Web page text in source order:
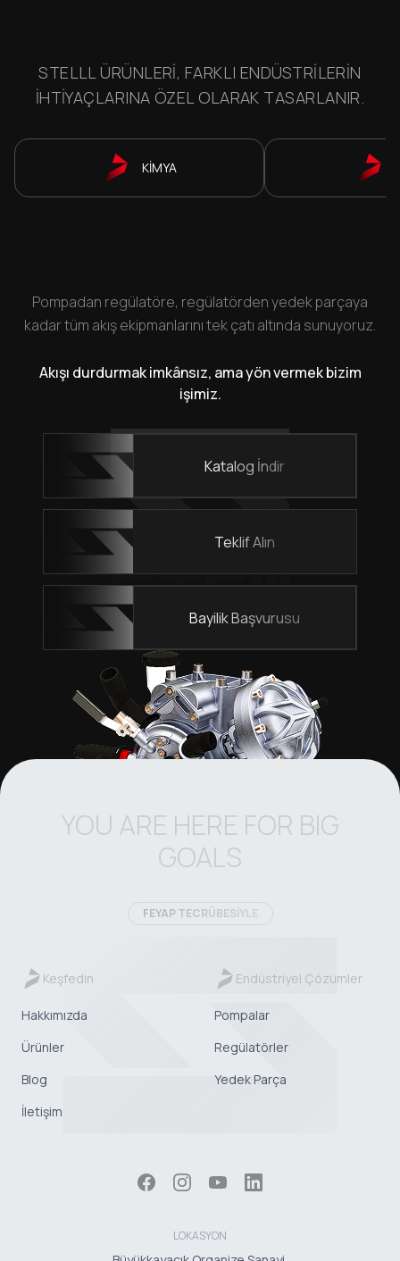
STELLL ÜRÜNLERI, FARKLI ENDÜSTRILERIN
IHTIYAÇLARINA ÖZEL OLARAK TASARLANIR.
KİMYA
Pompadan regülatöre, regülatörden yedek parçaya
kadar tüm akış ekipmanlarını tek çatı altında sunuyoruz.
Akışı durdurmak imkânsız, ama yön vermek bizim
işimiz.
Katalog İndir
Teklif Alın
Bayilik Başvurusu
YOU ARE HERE FOR BIG
GOALS
FEYAP TECRÜBESİYLE
Keşfedin
Hakkımızda
Ürünler
Blog
İletişim
Endüstriyel Çözümler
Pompalar
Regülatörler
Yedek Parça
LOKASYON